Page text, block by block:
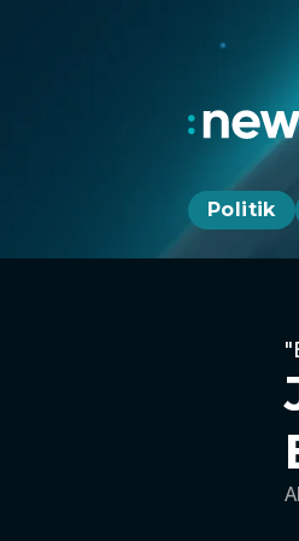
Politik